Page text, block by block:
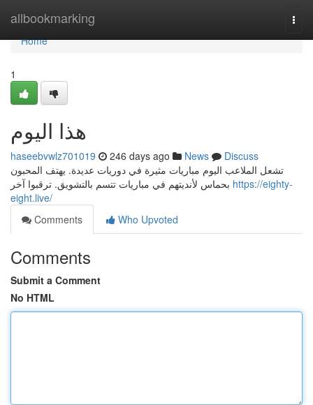
allbookmarking
Home
Home
1
هذا اليوم
haseebvwlz701019 246 days ago News
Discuss
تشعل الملاعب اليوم مباريات مثيرة في دوريات عديدة. يهتف المحبون
https://eighty-
eight.live/
Comments
Who Upvoted
Comments
Submit a Comment
No HTML